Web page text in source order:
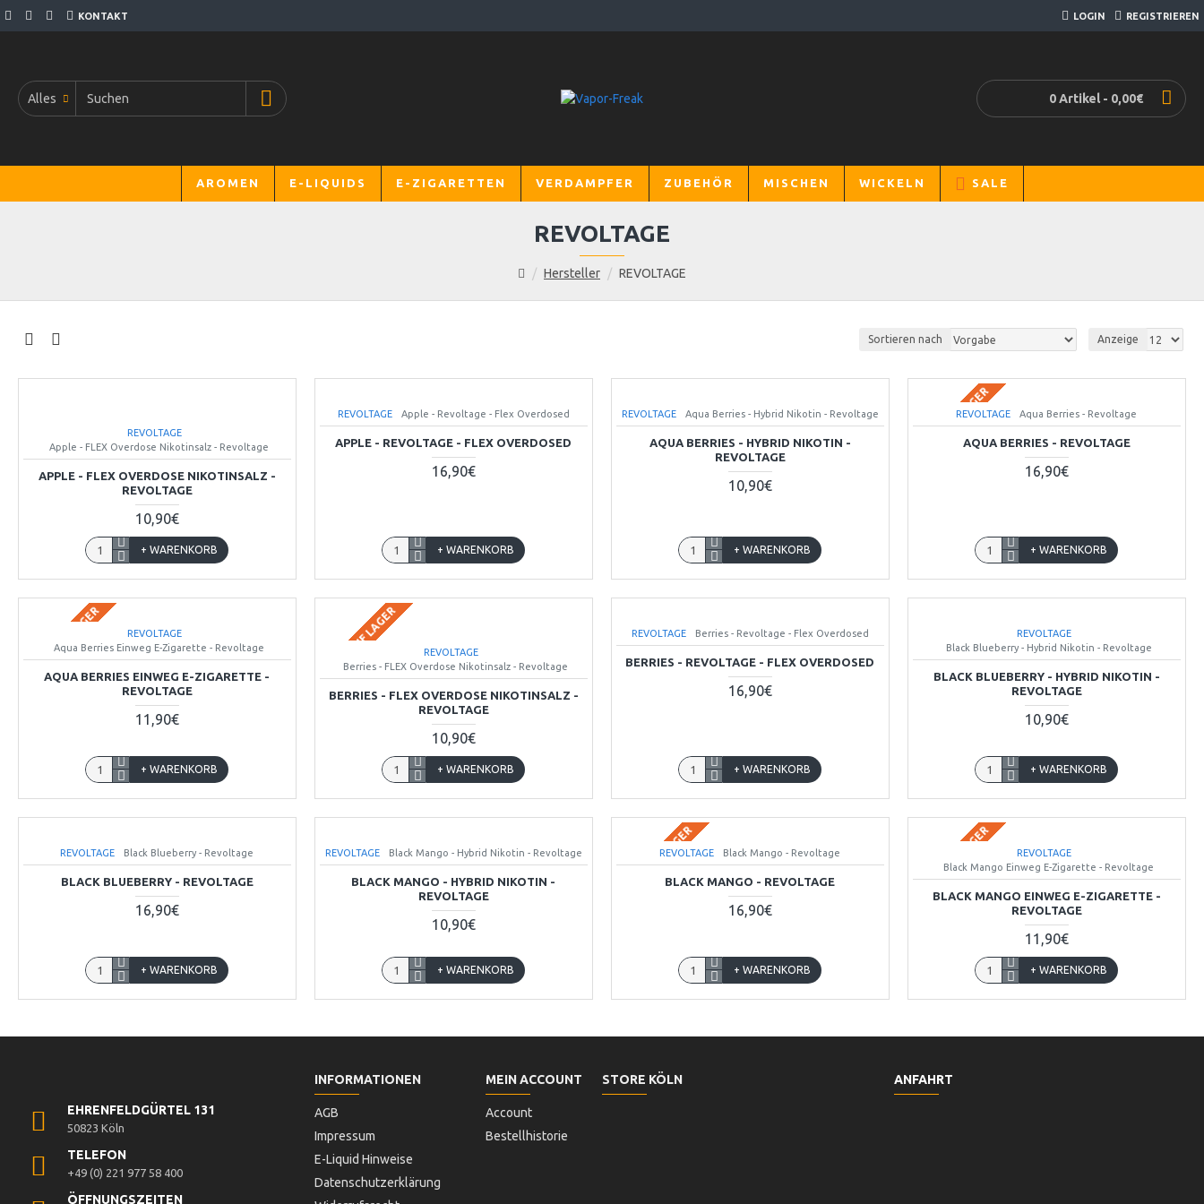
KONTAKT LOGIN REGISTRIEREN
Alles 0 Artikel - 0,00€
AROMEN E-LIQUIDS E-ZIGARETTEN VERDAMPFER ZUBEHÖR MISCHEN WICKELN SALE
Hersteller REVOLTAGE
REVOLTAGE
Sortieren nach Anzeige
REVOLTAGE
Apple - FLEX Overdose Nikotinsalz - Revoltage
APPLE - FLEX OVERDOSE NIKOTINSALZ -
REVOLTAGE
10,90€
+ WARENKORB
REVOLTAGE Apple - Revoltage - Flex Overdosed
APPLE - REVOLTAGE - FLEX OVERDOSED
16,90€
+ WARENKORB
REVOLTAGE Aqua Berries - Hybrid Nikotin - Revoltage
AQUA BERRIES - HYBRID NIKOTIN -
REVOLTAGE
10,90€
+ WARENKORB
BALD AUF LAGER
REVOLTAGE Aqua Berries - Revoltage
AQUA BERRIES - REVOLTAGE
16,90€
+ WARENKORB
BALD AUF LAGER
REVOLTAGE
Aqua Berries Einweg E-Zigarette - Revoltage
AQUA BERRIES EINWEG E-ZIGARETTE -
REVOLTAGE
11,90€
+ WARENKORB
BALD AUF LAGER
REVOLTAGE
Berries - FLEX Overdose Nikotinsalz - Revoltage
BERRIES - FLEX OVERDOSE NIKOTINSALZ -
REVOLTAGE
10,90€
+ WARENKORB
REVOLTAGE Berries - Revoltage - Flex Overdosed
BERRIES - REVOLTAGE - FLEX OVERDOSED
16,90€
+ WARENKORB
REVOLTAGE
Black Blueberry - Hybrid Nikotin - Revoltage
BLACK BLUEBERRY - HYBRID NIKOTIN -
REVOLTAGE
10,90€
+ WARENKORB
REVOLTAGE Black Blueberry - Revoltage
BLACK BLUEBERRY - REVOLTAGE
16,90€
+ WARENKORB
REVOLTAGE Black Mango - Hybrid Nikotin - Revoltage
BLACK MANGO - HYBRID NIKOTIN -
REVOLTAGE
10,90€
+ WARENKORB
BALD AUF LAGER
REVOLTAGE Black Mango - Revoltage
BLACK MANGO - REVOLTAGE
16,90€
+ WARENKORB
BALD AUF LAGER
REVOLTAGE
Black Mango Einweg E-Zigarette - Revoltage
BLACK MANGO EINWEG E-ZIGARETTE -
REVOLTAGE
11,90€
+ WARENKORB
EHRENFELDGÜRTEL 131
50823 Köln
TELEFON
+49 (0) 221 977 58 400
ÖFFNUNGSZEITEN
INFORMATIONEN
AGB
Impressum
E-Liquid Hinweise
Datenschutzerklärung
MEIN ACCOUNT
Account
Bestellhistorie
STORE KÖLN ANFAHRT